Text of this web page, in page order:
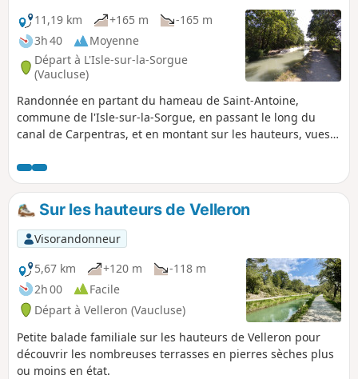
11,19 km
+165 m
-165 m
3h 40
Moyenne
Départ à L'Isle-sur-la-Sorgue
(Vaucluse)
Randonnée en partant du hameau de Saint-Antoine,
commune de l'Isle-sur-la-Sorgue, en passant le long du
canal de Carpentras, et en montant sur les hauteurs, vues
Sur les hauteurs de Velleron
Visorandonneur
5,67 km
+120 m
-118 m
2h 00
Facile
Départ à Velleron (Vaucluse)
Petite balade familiale sur les hauteurs de Velleron pour
découvrir les nombreuses terrasses en pierres sèches plus
ou moins en état.